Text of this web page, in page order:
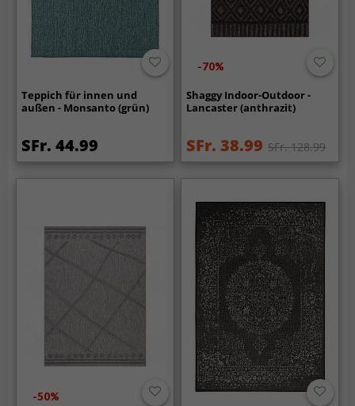
Teppich für innen und
außen - Monsanto (grün)
SFr. 44.99
-70%
Shaggy Indoor-Outdoor -
Lancaster (anthrazit)
SFr. 38.99 SFr. 128.99
-50%